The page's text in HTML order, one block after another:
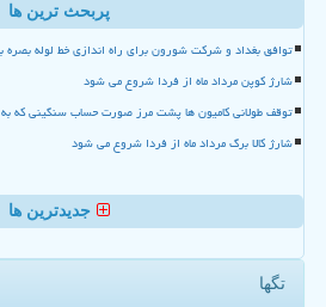
پربحث ترین ها
توافق بغداد و شرکت شورون برای راه اندازی خط لوله بصره
شارژ کوپن مرداد ماه از فردا شروع می شود
توقف طولانی کامیون ها پشت مرز صورت حساب سنگینی که
شارژ کالا برگ مرداد ماه از فردا شروع می شود
جدیدترین ها
تگها